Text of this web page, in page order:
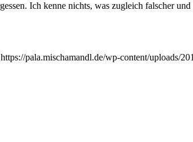
Ich ken­ne nichts, was zugleich fal­scher
https://pala.mischamandl.de/wp-content/uploads/